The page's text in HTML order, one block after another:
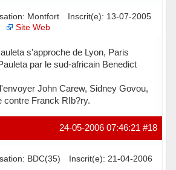
Montfort
Inscrit(e): 13-07-2005
Site Web
s'approche de Lyon, Paris
par le sud-africain Benedict
John Carew, Sidney Govou,
contre Franck RIb?ry.
#18
24-05-2006 07:46:21
BDC(35)
Inscrit(e): 21-04-2006